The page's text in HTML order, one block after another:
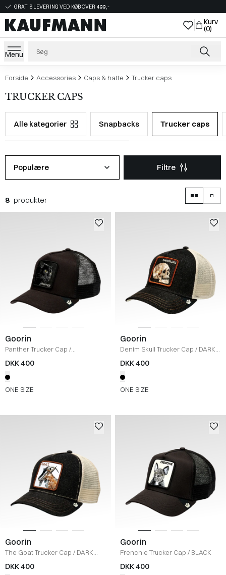
GRATIS LEVERING VED KØB OVER 499,-
Kurv
(0)
Menu
Forside Accessories Caps & hatte Trucker caps
TRUCKER CAPS
Alle kategorier Snapbacks Trucker caps
Populære Filtre
8 produkter
Goorin
Panther Trucker Cap /
BLACK/BLACK
DKK 400
ONE SIZE
Goorin
Denim Skull Trucker Cap / DARK
DENIM
DKK 400
ONE SIZE
Goorin
The Goat Trucker Cap / DARK
DENIM
DKK 400
Goorin
Frenchie Trucker Cap / BLACK
DKK 400